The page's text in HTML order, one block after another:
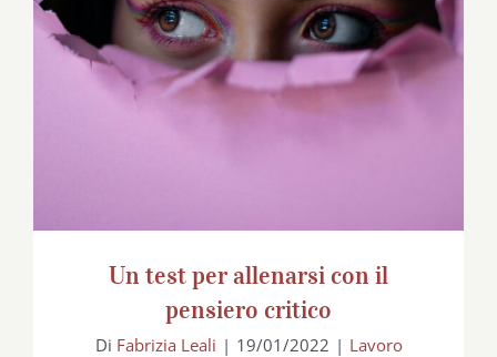
Un test per allenarsi con il pensiero
critico
Un test per allenarsi con il
pensiero critico
Di Fabrizia Leali | 19/01/2022 | Lavoro